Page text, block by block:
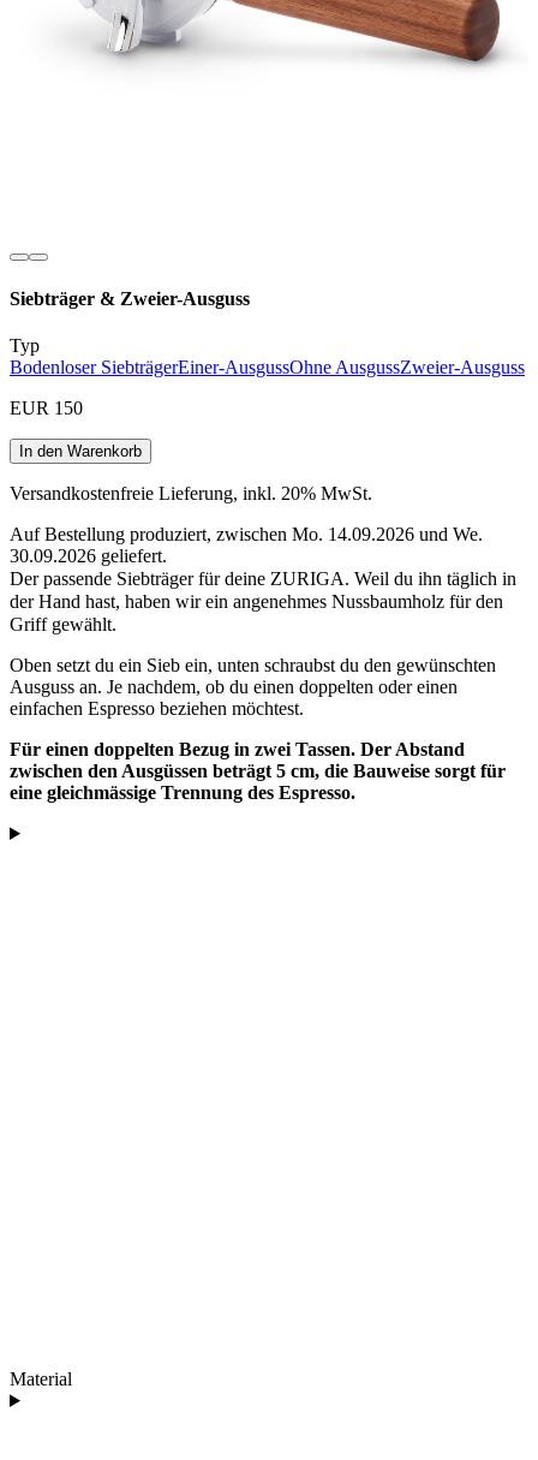
Siebträger & Zweier-Ausguss
Typ
Bodenloser SiebträgerEiner-AusgussOhne AusgussZweier-Ausguss
EUR 150
In den Warenkorb
Versandkostenfreie Lieferung, inkl. 20% MwSt.
Auf Bestellung produziert, zwischen Mo. 14.09.2026 und We.
30.09.2026 geliefert.
Der passende Siebträger für deine ZURIGA. Weil du ihn täglich in
der Hand hast, haben wir ein angenehmes Nussbaumholz für den
Griff gewählt.
Oben setzt du ein Sieb ein, unten schraubst du den gewünschten
Ausguss an. Je nachdem, ob du einen doppelten oder einen
einfachen Espresso beziehen möchtest.
Für einen doppelten Bezug in zwei Tassen. Der Abstand
zwischen den Ausgüssen beträgt 5 cm, die Bauweise sorgt für
eine gleichmässige Trennung des Espresso.
Material